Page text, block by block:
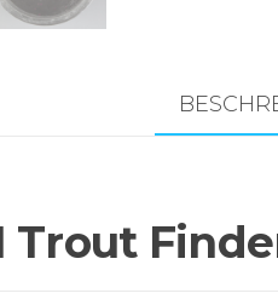
Trout